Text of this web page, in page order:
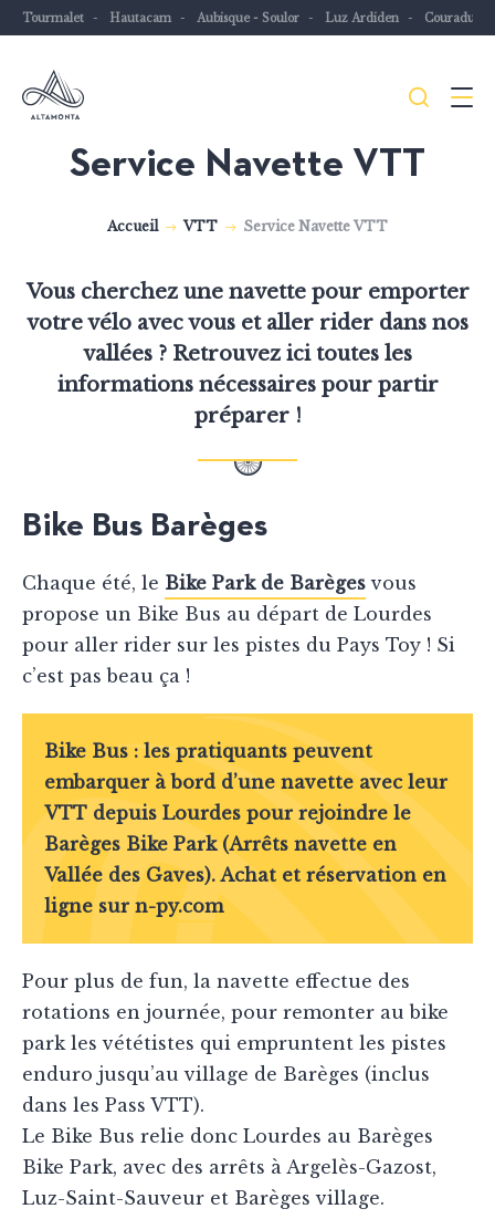
Tourmalet Hautacam Aubisque - Soulor Luz Ardiden
mythiques
vélo
ou
VTT
Menu
Service Navette VTT
Accueil VTT Service Navette VTT
Vous cherchez une navette pour emporter
votre vélo avec vous et aller rider dans nos
vallées ? Retrouvez ici toutes les
informations nécessaires pour partir
préparer !
Bike Bus Barèges
Chaque été, le Bike Park de Barèges vous
propose un Bike Bus au départ de Lourdes
pour aller rider sur les pistes du Pays Toy ! Si
c’est pas beau ça !
Bike Bus : les pratiquants peuvent
embarquer à bord d’une navette avec leur
VTT depuis Lourdes pour rejoindre le
Barèges Bike Park (Arrêts navette en
Vallée des Gaves). Achat et réservation en
ligne sur n-py.com
Pour plus de fun, la navette effectue des
rotations en journée, pour remonter au bike
park les vététistes qui empruntent les pistes
enduro jusqu’au village de Barèges (inclus
dans les Pass VTT).
Le Bike Bus relie donc Lourdes au Barèges
Bike Park, avec des arrêts à Argelès-Gazost,
Luz-Saint-Sauveur et Barèges village.